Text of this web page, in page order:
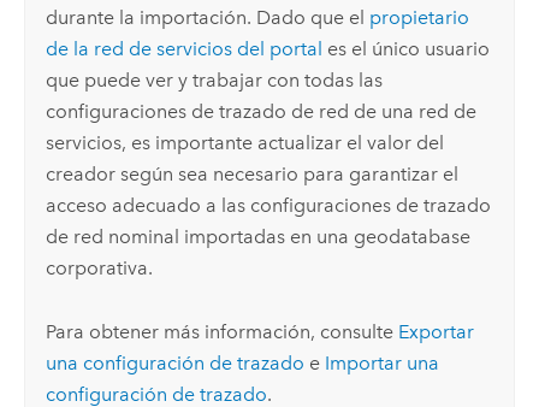
durante la importación. Dado que el propietario
de la red de servicios del portal es el único usuario
que puede ver y trabajar con todas las
configuraciones de trazado de red de una red de
servicios, es importante actualizar el valor del
creador según sea necesario para garantizar el
acceso adecuado a las configuraciones de trazado
de red nominal importadas en una geodatabase
corporativa.
Para obtener más información, consulte Exportar
una configuración de trazado e Importar una
configuración de trazado.